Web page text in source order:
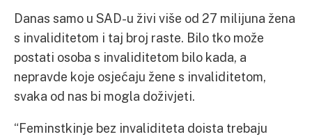
Danas samo u SAD-u živi više od 27 milijuna žena
s invaliditetom i taj broj raste. Bilo tko može
postati osoba s invaliditetom bilo kada, a
nepravde koje osjećaju žene s invaliditetom,
svaka od nas bi mogla doživjeti.
“Feminstkinje bez invaliditeta doista trebaju